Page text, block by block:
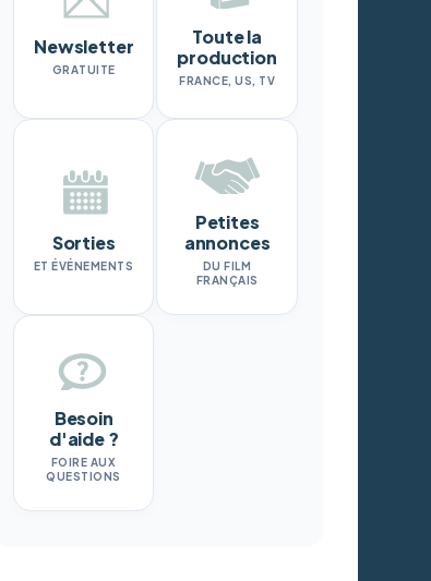
Newsletter
GRATUITE
Toute la
production
FRANCE, US, TV
Sorties
ET ÉVÉNEMENTS
Petites
annonces
DU FILM
FRANÇAIS
Besoin
d'aide ?
FOIRE AUX
QUESTIONS